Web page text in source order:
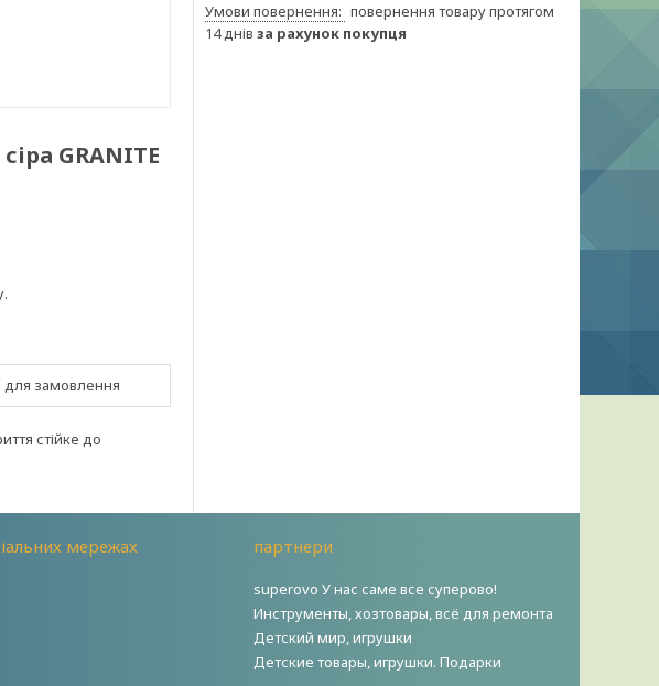
GRANITE
для замовлення
стійке до
повернення товару протягом
14 днів за рахунок покупця
мережах партнери
superovo У нас саме все суперово!
Инструменты, хозтовары, всё для ремонта
Детский мир, игрушки
Детские товары, игрушки. Подарки